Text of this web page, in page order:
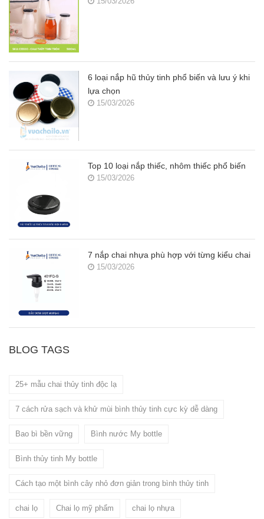
6 loại nắp hũ thủy tinh phổ biến và lưu ý khi
lựa chọn
15/03/2026
Top 10 loại nắp thiếc, nhôm thiếc phổ biến
15/03/2026
7 nắp chai nhựa phù hợp với từng kiểu chai
15/03/2026
BLOG TAGS
25+ mẫu chai thủy tinh độc lạ
7 cách rửa sạch và khử mùi bình thủy tinh cực kỳ dễ dàng
Bao bì bền vững Bình nước My bottle
Bình thủy tinh My bottle
Cách tạo một bình cây nhỏ đơn giản trong bình thủy tinh
chai lọ Chai lọ mỹ phẩm chai lọ nhựa